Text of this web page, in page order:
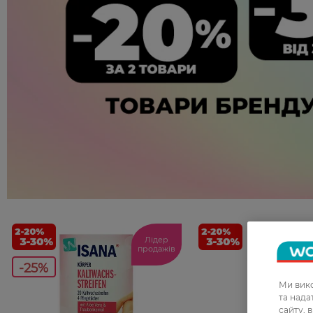
-25%
Лідер
продажів
Ми
та
сайту,